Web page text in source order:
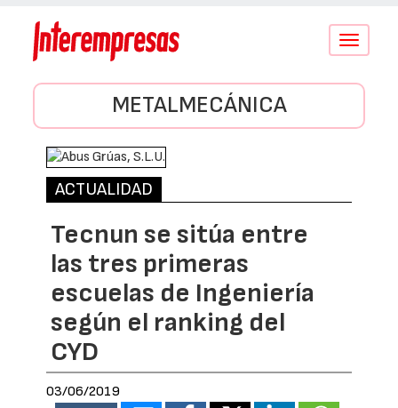
Conmutar
METALMECÁNICA
ACTUALIDAD
Tecnun se sitúa entre
las tres primeras
escuelas de Ingeniería
según el ranking del
CYD
03/06/2019